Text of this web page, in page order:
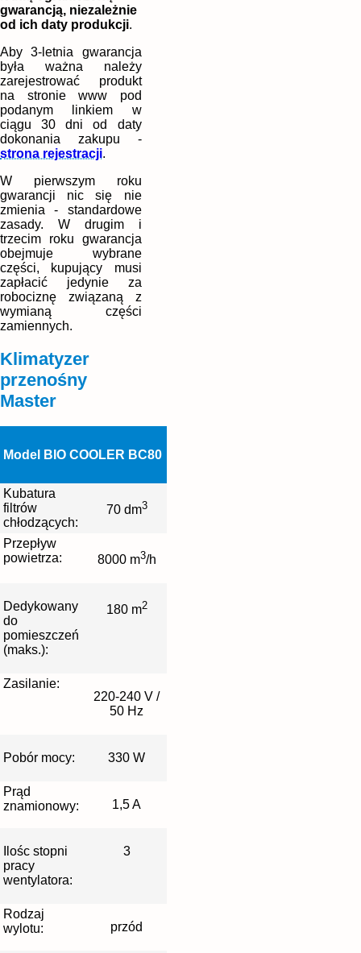
gwarancją, niezależnie
od ich daty produkcji.
Aby 3-letnia gwarancja
była ważna należy
zarejestrować produkt
na stronie www pod
podanym linkiem w
ciągu 30 dni od daty
dokonania zakupu -
strona rejestracji.
W pierwszym roku
gwarancji nic się nie
zmienia - standardowe
zasady. W drugim i
trzecim roku gwarancja
obejmuje wybrane
części, kupujący musi
zapłacić jedynie za
robociznę związaną z
wymianą części
zamiennych.
Klimatyzer
przenośny
Master
Model BIO COOLER BC80
Kubatura
filtrów
chłodzących:
70 dm3
Przepływ
powietrza:
8000 m3/h
Dedykowany
do
pomieszczeń
(maks.):
180 m2
Zasilanie:
220-240 V /
50 Hz
Pobór mocy: 330 W
Prąd
znamionowy:
1,5 A
Ilośc stopni
pracy
wentylatora:
3
Rodzaj
wylotu:
przód